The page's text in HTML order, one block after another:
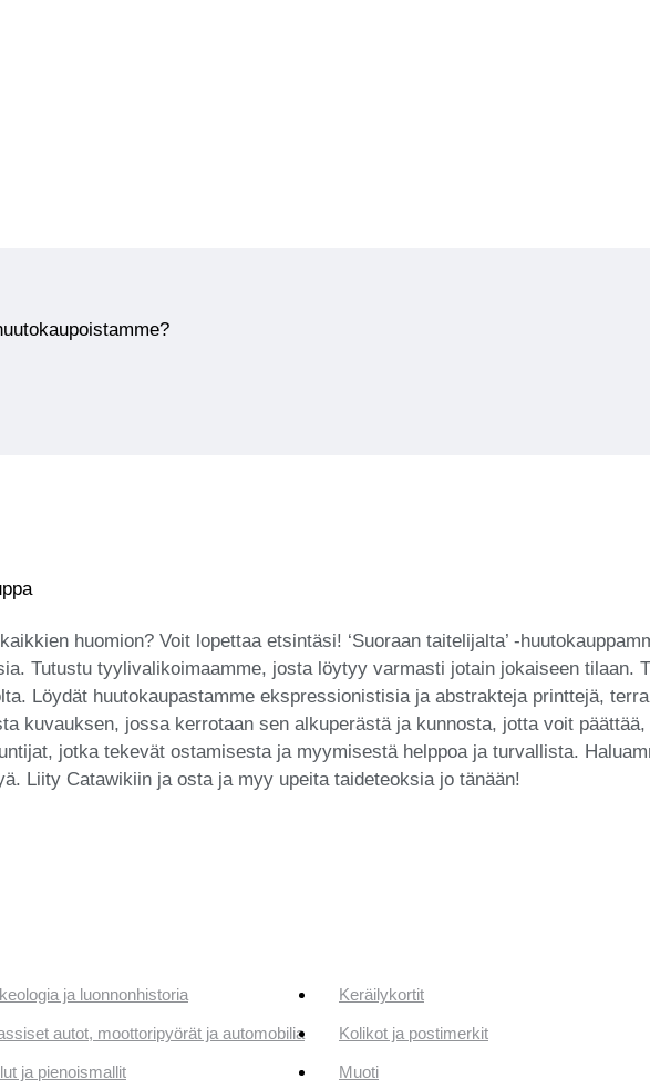
huomion? Voit lopettaa etsintäsi! ‘Suoraan taitelijalta’ -
Tutustu tyylivalikoimaamme, josta löytyy varmasti jotain jokaiseen tilaan.
Löydät huutokaupastamme ekspressionistisia ja abstrakteja printtejä,
kuvauksen, jossa kerrotaan sen alkuperästä ja kunnosta, jotta voit päättää,
jotka tekevät ostamisesta ja myymisestä helppoa ja turvallista.
Liity Catawikiin ja osta ja myy upeita taideteoksia jo tänään!
ja luonnonhistoria Keräilykortit
autot, moottoripyörät ja automobilia Kolikot ja postimerkit
ja pienoismallit Muoti